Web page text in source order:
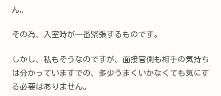
ん。
その為、入室時が一番緊張するものです。
しかし、私もそうなのですが、面接官側も相手の気持ち
は分かっていますでの、多少うまくいかなくても気にす
る必要はありません。